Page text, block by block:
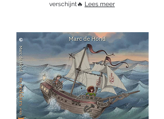
verschijnt🔥 Lees meer